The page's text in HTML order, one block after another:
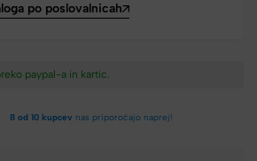
po poslovalnicah
Hitra dostava iz Slovenije v 2-4 dneh.​
8 od 10 kupcev nas priporočajo naprej!